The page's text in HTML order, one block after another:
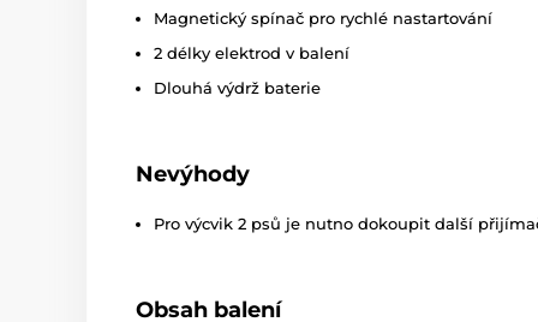
Magnetický spínač pro rychlé nastartování
2 délky elektrod v balení
Dlouhá výdrž baterie
Nevýhody
Pro výcvik 2 psů je nutno dokoupit další
Obsah balení